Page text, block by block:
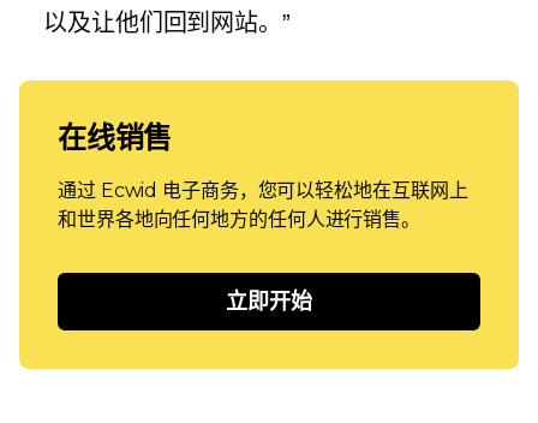
以及让他们回到网站。”
在线销售
通过 Ecwid 电子商务，您可以轻松地在互联网上
和世界各地向任何地方的任何人进行销售。
立即开始